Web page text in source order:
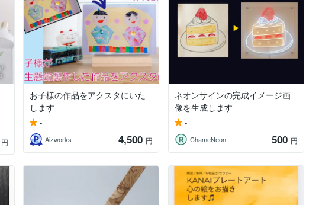
円
お子様の作品をアクスタにいた
します
-
Aizworks 4,500 円
ネオンサインの完成イメージ画
像を生成します
-
ChameNeon 500 円